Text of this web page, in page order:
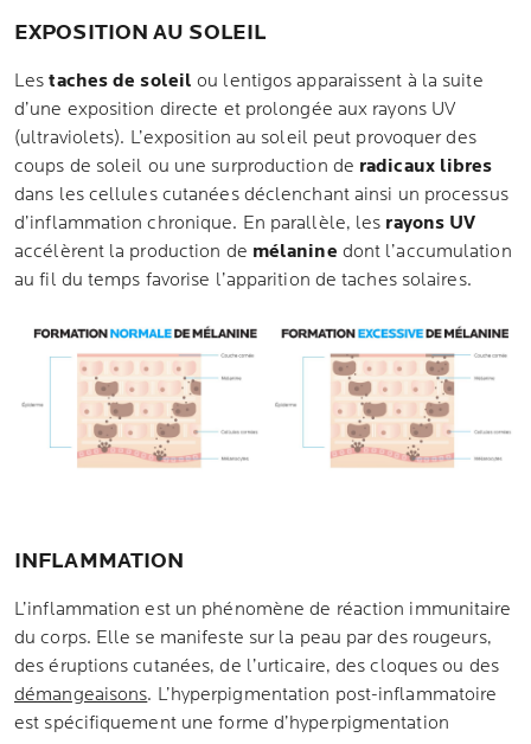
EXPOSITION AU SOLEIL
Lestaches de soleil ou lentigos apparaissent à la suite
d’une exposition directe et prolongée aux rayons UV
(ultraviolets). L’exposition au soleil peut provoquer des
coups de soleil ou une surproduction de radicaux libres
dans les cellules cutanées déclenchant ainsi un processus
d’inflammation chronique. En parallèle, les rayons UV
accélèrent la production de mélanine dont l’accumulation
au fil du temps favorise l’apparition de taches solaires.
INFLAMMATION
L’inflammation est un phénomène de réaction immunitaire
du corps. Elle se manifeste sur la peau par des rougeurs,
des éruptions cutanées, de l’urticaire, des cloques ou des
démangeaisons. L’hyperpigmentation post-inflammatoire
est spécifiquement une forme d’hyperpigmentation